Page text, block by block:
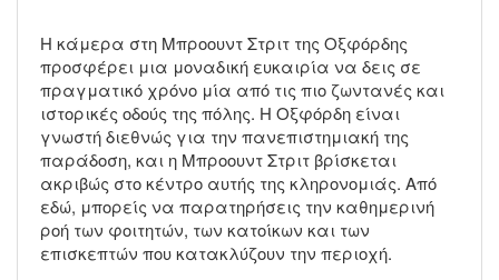
Η κάμερα στη Μπροουντ Στριτ της Οξφόρδης
προσφέρει μια μοναδική ευκαιρία να δεις σε
πραγματικό χρόνο μία από τις πιο ζωντανές και
ιστορικές οδούς της πόλης. Η Οξφόρδη είναι
γνωστή διεθνώς για την πανεπιστημιακή της
παράδοση, και η Μπροουντ Στριτ βρίσκεται
ακριβώς στο κέντρο αυτής της κληρονομιάς. Από
εδώ, μπορείς να παρατηρήσεις την καθημερινή
ροή των φοιτητών, των κατοίκων και των
επισκεπτών που κατακλύζουν την περιοχή.